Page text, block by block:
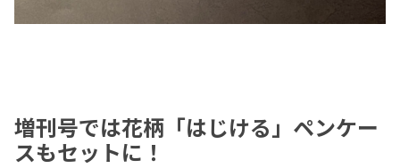
増刊号では花柄「はじける」ペンケー
スもセットに！